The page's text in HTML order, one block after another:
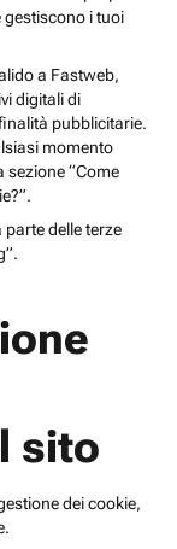
i tuoi
a Fastweb,
digitali di
pubblicitarie.
momento
sezione “Come
delle terze
sito
dei cookie,